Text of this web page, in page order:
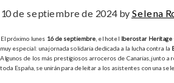
10 de septiembre de 2024by Selena
El próximo lunes 16 de septiembre , el hotel Iberostar Heritage
muy especial: una jornada solidaria dedicada a la lucha contra la
Algunos de los más prestigiosos arroceros de Canarias, junto a
toda España, se unirán para deleitar a los asistentes con una